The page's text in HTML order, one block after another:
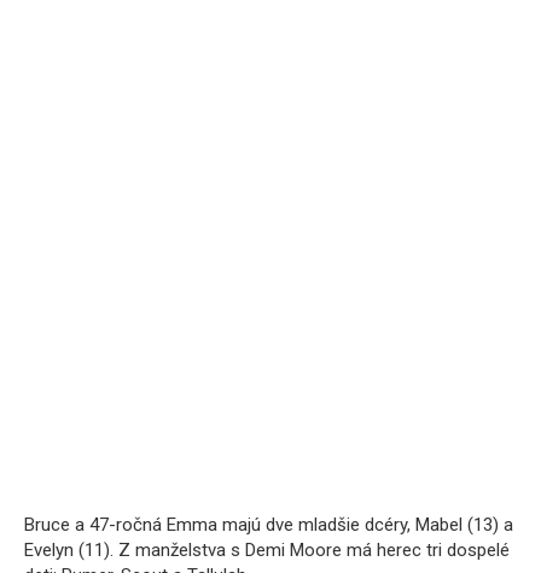
Bruce a 47-ročná Emma majú dve mladšie dcéry, Mabel (13) a
Evelyn (11). Z manželstva s Demi Moore má herec tri dospelé